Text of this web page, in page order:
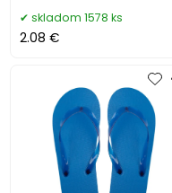
skladom 1578 ks
2.08 €